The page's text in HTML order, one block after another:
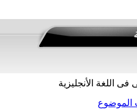
اللغة الأنجليزية
الموضوع